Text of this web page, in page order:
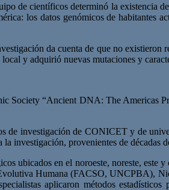
de científicos determinó la existencia
los datos genómicos de habitantes
da cuenta de que no
y adquirió nuevas mutaciones y
Society “Ancient DNA: The Americas
de investigación de CONICET y de
la investigación, provenientes de décadas
ubicados en el noroeste, noreste, este
Humana (FACSO, UNCPBA),
aplicaron métodos estadísticos